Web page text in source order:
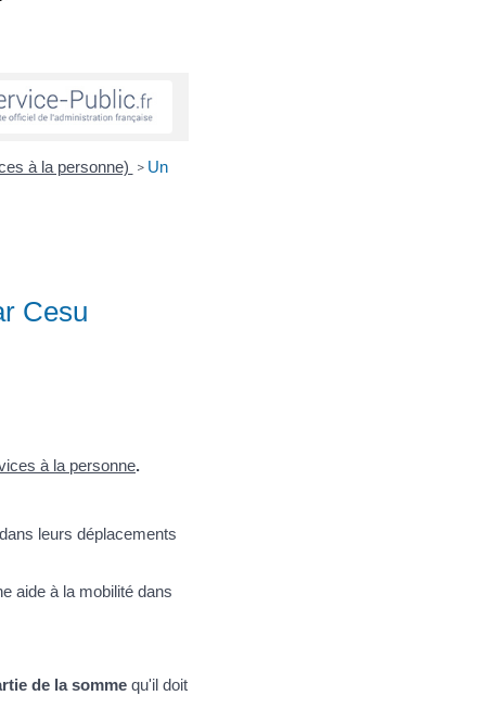
à la personne) > Un
Cesu
à la personne.
leurs déplacements
aide à la mobilité dans
de la somme qu'il doit